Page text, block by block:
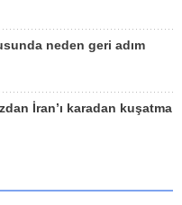
neden geri adım
İran’ı karadan kuşatma